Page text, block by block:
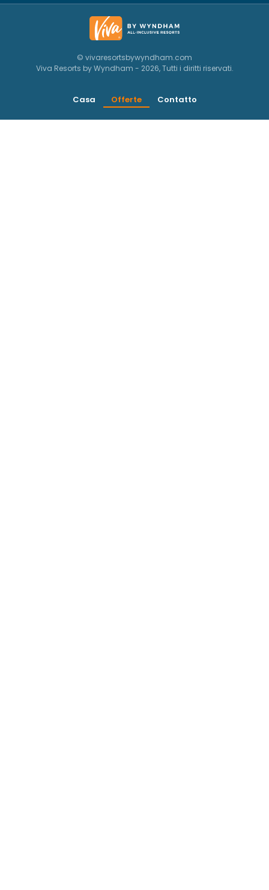
© vivaresortsbywyndham.com
Viva Resorts by Wyndham - 2026, Tutti i diritti riservati.
Casa Offerte Contatto